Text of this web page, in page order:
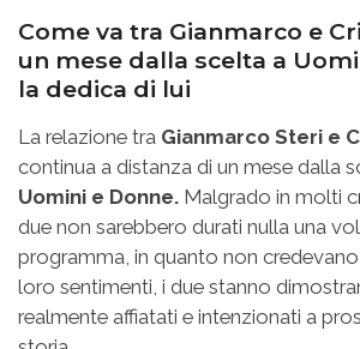
Come va tra Gianmarco e
un mese dalla scelta a
la dedica di lui
La relazione tra Gianmarco Steri e
continua a distanza di un mese dalla
Uomini e Donne. Malgrado in molti
due non sarebbero durati nulla una
programma, in quanto non
loro sentimenti, i due stanno
realmente affiatati e intenzionati a